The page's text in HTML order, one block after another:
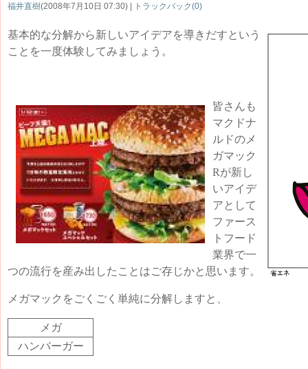
福井直樹(2008年7月10日 07:30) | トラックバック(0)
基本的な分解から新しいアイデアを導きだすという
ことを一度体験してみましょう。
皆さんも
マクドナ
ルドのメ
ガマック
Rが新し
いアイデ
アとして
ファース
トフード
業界で一
つの流行を産み出したことはご存じかと思います。
メガマックをごくごく単純に分解しますと、
メガ
ハンバーガー